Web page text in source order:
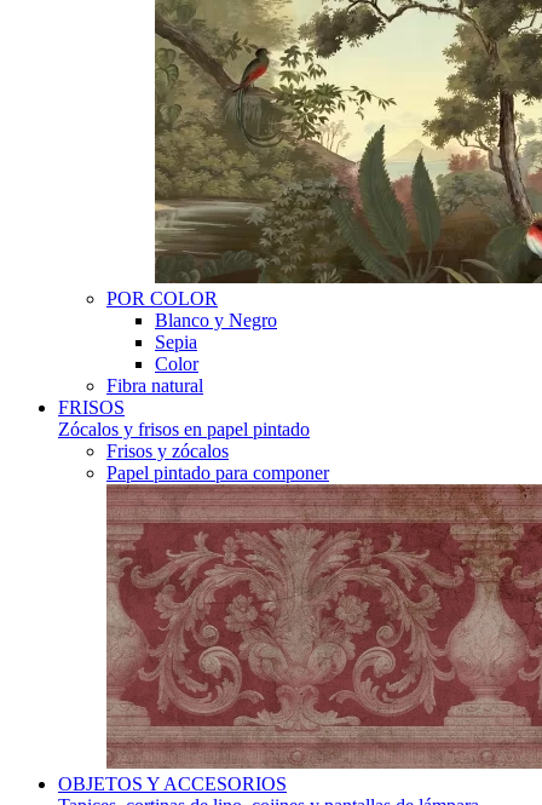
POR COLOR
Blanco y Negro
Sepia
Color
Fibra natural
FRISOS
Zócalos y frisos en papel pintado
Frisos y zócalos
Papel pintado para componer
OBJETOS Y ACCESORIOS